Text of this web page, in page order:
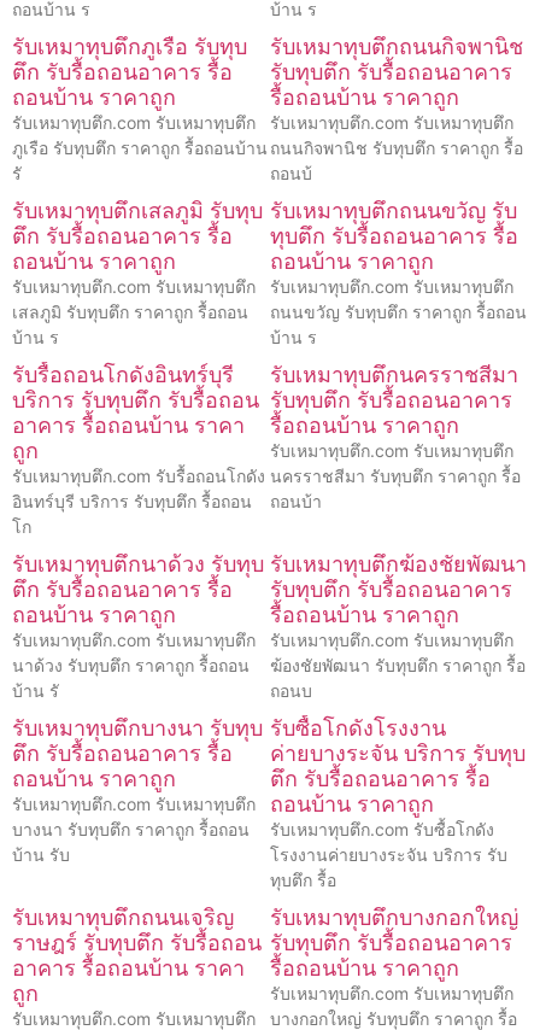
ถอนบ้าน ร บ้าน ร
รับเหมาทุบตึกภูเรือ รับทุบ
ตึก รับรื้อถอนอาคาร รื้อ
ถอนบ้าน ราคาถูก
รับเหมาทุบตึก.com รับเหมาทุบตึก
ภูเรือ รับทุบตึก ราคาถูก รื้อถอนบ้าน
รั
รับเหมาทุบตึกถนนกิจพานิช
รับทุบตึก รับรื้อถอนอาคาร
รื้อถอนบ้าน ราคาถูก
รับเหมาทุบตึก.com รับเหมาทุบตึก
ถนนกิจพานิช รับทุบตึก ราคาถูก รื้อ
ถอนบ้
รับเหมาทุบตึกเสลภูมิ รับทุบ
ตึก รับรื้อถอนอาคาร รื้อ
ถอนบ้าน ราคาถูก
รับเหมาทุบตึก.com รับเหมาทุบตึก
เสลภูมิ รับทุบตึก ราคาถูก รื้อถอน
บ้าน ร
รับเหมาทุบตึกถนนขวัญ รับ
ทุบตึก รับรื้อถอนอาคาร รื้อ
ถอนบ้าน ราคาถูก
รับเหมาทุบตึก.com รับเหมาทุบตึก
ถนนขวัญ รับทุบตึก ราคาถูก รื้อถอน
บ้าน ร
รับรื้อถอนโกดังอินทร์บุรี
บริการ รับทุบตึก รับรื้อถอน
อาคาร รื้อถอนบ้าน ราคา
ถูก
รับเหมาทุบตึก.com รับรื้อถอนโกดัง
อินทร์บุรี บริการ รับทุบตึก รื้อถอน
โก
รับเหมาทุบตึกนครราชสีมา
รับทุบตึก รับรื้อถอนอาคาร
รื้อถอนบ้าน ราคาถูก
รับเหมาทุบตึก.com รับเหมาทุบตึก
นครราชสีมา รับทุบตึก ราคาถูก รื้อ
ถอนบ้า
รับเหมาทุบตึกนาด้วง รับทุบ
ตึก รับรื้อถอนอาคาร รื้อ
ถอนบ้าน ราคาถูก
รับเหมาทุบตึก.com รับเหมาทุบตึก
นาด้วง รับทุบตึก ราคาถูก รื้อถอน
บ้าน รั
รับเหมาทุบตึกฆ้องชัยพัฒนา
รับทุบตึก รับรื้อถอนอาคาร
รื้อถอนบ้าน ราคาถูก
รับเหมาทุบตึก.com รับเหมาทุบตึก
ฆ้องชัยพัฒนา รับทุบตึก ราคาถูก รื้อ
ถอนบ
รับเหมาทุบตึกบางนา รับทุบ
ตึก รับรื้อถอนอาคาร รื้อ
ถอนบ้าน ราคาถูก
รับเหมาทุบตึก.com รับเหมาทุบตึก
บางนา รับทุบตึก ราคาถูก รื้อถอน
บ้าน รับ
รับซื้อโกดังโรงงาน
ค่ายบางระจัน บริการ รับทุบ
ตึก รับรื้อถอนอาคาร รื้อ
ถอนบ้าน ราคาถูก
รับเหมาทุบตึก.com รับซื้อโกดัง
โรงงานค่ายบางระจัน บริการ รับ
ทุบตึก รื้อ
รับเหมาทุบตึกถนนเจริญ
ราษฎร์ รับทุบตึก รับรื้อถอน
อาคาร รื้อถอนบ้าน ราคา
ถูก
รับเหมาทุบตึก.com รับเหมาทุบตึก
รับเหมาทุบตึกบางกอกใหญ่
รับทุบตึก รับรื้อถอนอาคาร
รื้อถอนบ้าน ราคาถูก
รับเหมาทุบตึก.com รับเหมาทุบตึก
บางกอกใหญ่ รับทุบตึก ราคาถูก รื้อ